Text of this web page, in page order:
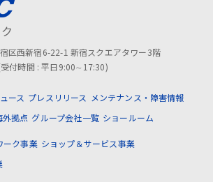
区西新宿6-22-1 新宿スクエアタワー3階
付時間 : 平日9:00∼17:30)
ース プレスリリース
メンテナンス・障害情報
外拠点 グループ会社一覧 ショールーム
ーク事業 ショップ＆サービス事業